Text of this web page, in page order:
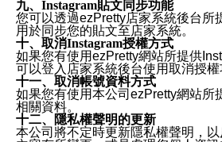
九、Instagram貼文同步功能
您可以透過ezPretty店家系統後台所
用於同步您的貼文至店家系統。
十、取消Instagram授權方式
如果您有使用ezPretty網站所提供
可以登入店家系統後台使用取消授
十一、取消帳號資料方式
如果您有使用本公司ezPretty網站所
相關資料。
十二、隱私權聲明的更新
本公司將不定時更新隱私權聲明，